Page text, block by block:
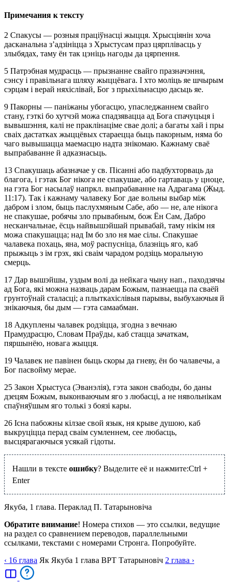
Примечания к тексту
2 Спакусы — розныя праціўнасці жыцця. Хрысціянін хоча
дасканальна з’адзініцца з Хрыстусам праз цярплівасць у
злыбядах, таму ён так цэніць нагоды да цярпення.
5 Патрэбная мудрасць — прызнанне свайго празначэння,
сэнсу і правільнага шляху жыццёвага. І хто моліць яе шчырым
сэрцам і верай няхіслівай, Бог з прыхільнасцю дасьць яе.
9 Пакорны — паніжаны убогасцю, упаследжаннем свайго
стану, гэткі бо хутчэй можа спадзявацца ад Бога спачуцьця і
вывышэння, калі не праклінаціме свае долі; а багаты хай і пры
сваіх дастатках жыццёвых стараецца быць пакорным, няма бо
чаго вывышацца маемасцю надта знікомаю. Кажнаму сваё
выпрабаванне й адказнасьць.
13 Спакушаць абазначае у св. Пісанні або падбухторваць да
благога, і гэтак Бог нікога не спакушае, або гартаваць у цноце,
на гэта Бог насылаў напркл. выпрабаванне на Адрагама (Жыд.
11:17). Так і кажнаму чалавеку Бог дае вольны выбар між
дабром і злом, быць паслухмяным Сабе, або — не, але нікога
не спакушае, робячы зло прывабным, бож Ён Сам, Дабро
несканчальнае, ёсць найвышэйшай прывабай, таму нікім ня
можа спакушацца; над Ім бо зло ня мае сілы. Спакушае
чалавека похаць, яна, моў распусніца, блазніць яго, каб
прыжыць з ім грэх, які сваім чарадом родзіць моральную
смерць.
17 Дар вышэйшы, уздым волі да нейкага чыну нап., паходзячы
ад Бога, які можна назваць дарам Божым, пазнаецца па сваёй
грунтоўнай сталасці; а плыткахіслівыя парывы, выбухаючыя й
знікаючыя, бы дым — гэта самаабман.
18 Адкуплены чалавек родзіцца, згодна з вечнаю
Прамудрасцю, Словам Праўды, каб стацца зачаткам,
пяршынёю, новага жыцця.
19 Чалавек не павінен быць скоры да гневу, ён бо чалавечы, а
Бог пасвойму мерае.
25 Закон Хрыстуса (Эванэлія), гэта закон свабоды, бо даны
дзецям Божым, выконваючым яго з любасці, а не нявольнікам
спаўняўшым яго толькі з боязі кары.
26 Існа пабожны кілзае свой язык, ня крыве душою, каб
выкруціцца перад сваім сумленнем, сее любасць,
высцярагаючыся усякай гідоты.
Нашли в тексте ошибку? Выделите её и нажмите:Ctrl +
Enter
Якуба, 1 глава. Пераклад П. Татарыновіча
Обратите внимание! Номера стихов — это ссылки, ведущие
на раздел со сравнением переводов, параллельными
ссылками, текстами с номерами Стронга. Попробуйте.
‹ 16 глава Як Якуба 1 глава BPT Татарыновіч 2 глава ›